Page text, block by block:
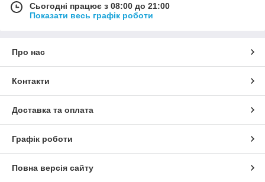
Сьогодні працює з 08:00 до 21:00
Показати весь графік роботи
Про нас
Контакти
Доставка та оплата
Графік роботи
Повна версія сайту